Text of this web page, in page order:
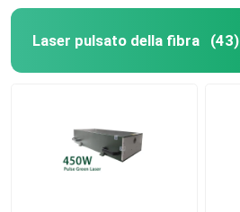
Laser pulsato della fibra (43)